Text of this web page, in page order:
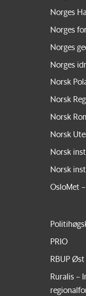
Norges
Norges
Norges
Norges
Norsk
Norsk
Norsk
Norsk
Norsk
Norsk
OsloMet
PRIO
RBUP
Ruralis –